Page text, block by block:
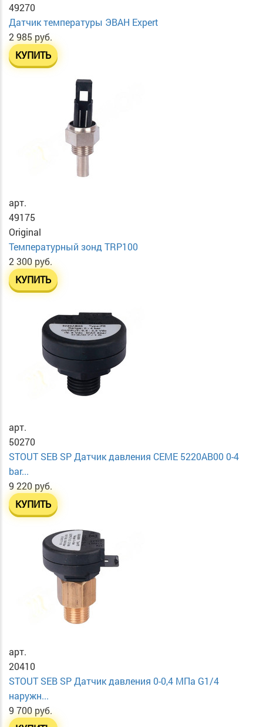
49270
Датчик температуры ЭВАН Expert
2 985 руб.
КУПИТЬ
арт.
49175
Original
Температурный зонд TRP100
2 300 руб.
КУПИТЬ
арт.
50270
STOUT SEB SP Датчик давления CEME 5220AB00 0-4
bar...
9 220 руб.
КУПИТЬ
арт.
20410
STOUT SEB SP Датчик давления 0-0,4 МПа G1/4
наружн...
9 700 руб.